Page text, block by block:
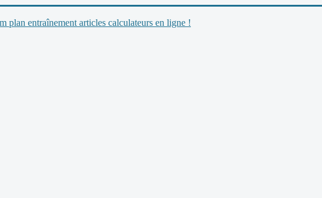
plan entraînement articles calculateurs en ligne !